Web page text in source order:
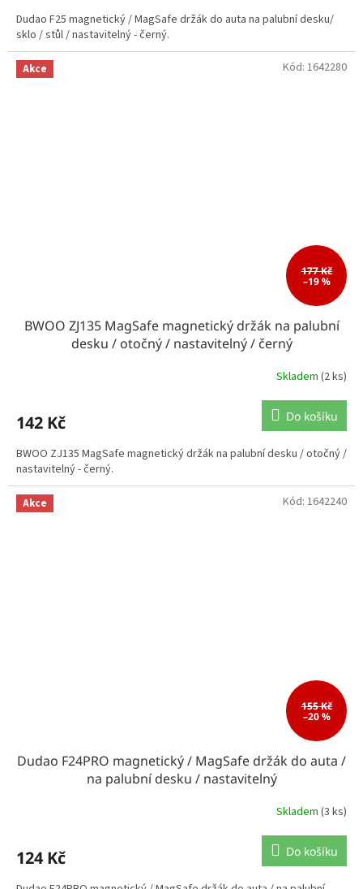
Dudao F25 magnetický / MagSafe držák do auta na palubní desku/
sklo / stůl / nastavitelný - černý.
Akce
177 Kč
–19 %
BWOO ZJ135 MagSafe magnetický držák na palubní
desku / otočný / nastavitelný / černý
Skladem (2 ks)
142 Kč Do košíku
BWOO ZJ135 MagSafe magnetický držák na palubní desku / otočný /
nastavitelný - černý.
Kód: 1642280
Akce
155 Kč
–20 %
Dudao F24PRO magnetický / MagSafe držák do auta /
na palubní desku / nastavitelný
Skladem (3 ks)
124 Kč Do košíku
Kód: 1642240